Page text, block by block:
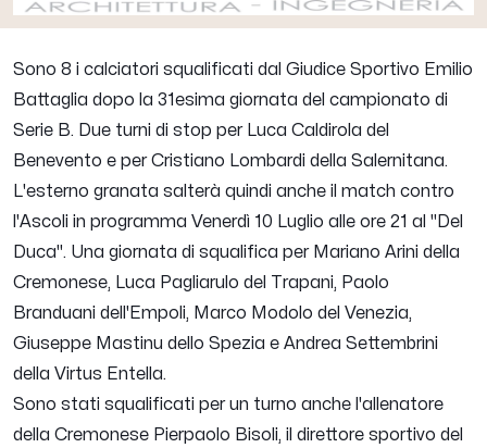
Sono 8 i calciatori squalificati dal Giudice Sportivo Emilio
Battaglia dopo la 31esima giornata del campionato di
Serie B. Due turni di stop per Luca Caldirola del
Benevento e perCristiano Lombardi della Salernitana.
L'esterno granata salterà quindi anche il match contro
l'Ascoli in programma Venerdì 10 Luglio alle ore 21 al "Del
Duca". Una giornata di squalifica per Mariano Arini della
Cremonese, Luca Pagliarulo del Trapani, Paolo
Branduani dell'Empoli, Marco Modolo del Venezia,
Giuseppe Mastinu dello Spezia e Andrea Settembrini
della Virtus Entella.
Sono stati squalificati per un turno anche l'allenatore
della Cremonese Pierpaolo Bisoli, il direttore sportivo del